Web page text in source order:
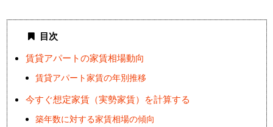
目次
賃貸アパートの家賃相場動向
賃貸アパート家賃の年別推移
今すぐ想定家賃（実勢家賃）を計算する
築年数に対する家賃相場の傾向